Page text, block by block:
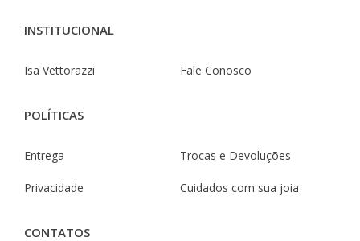
INSTITUCIONAL
Isa Vettorazzi Fale Conosco
POLÍTICAS
Entrega Trocas e Devoluções
Privacidade Cuidados com sua joia
CONTATOS